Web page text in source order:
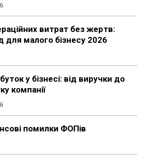
витрат без жертв:
для малого бізнесу 2026
у бізнесі: від виручки до
компанії
помилки ФОПів